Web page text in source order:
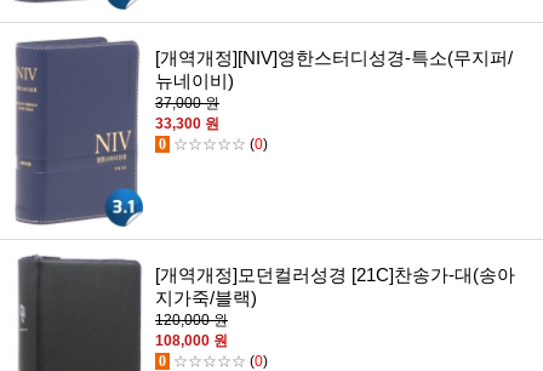
[개역개정][NIV]영한스터디성경-특소(무지퍼/
뉴네이비)
37,000 원
33,300 원
0 ☆☆☆☆☆ (0)
[개역개정]모던컬러성경 [21C]찬송가-대(송아
지가죽/블랙)
120,000 원
108,000 원
0 ☆☆☆☆☆ (0)